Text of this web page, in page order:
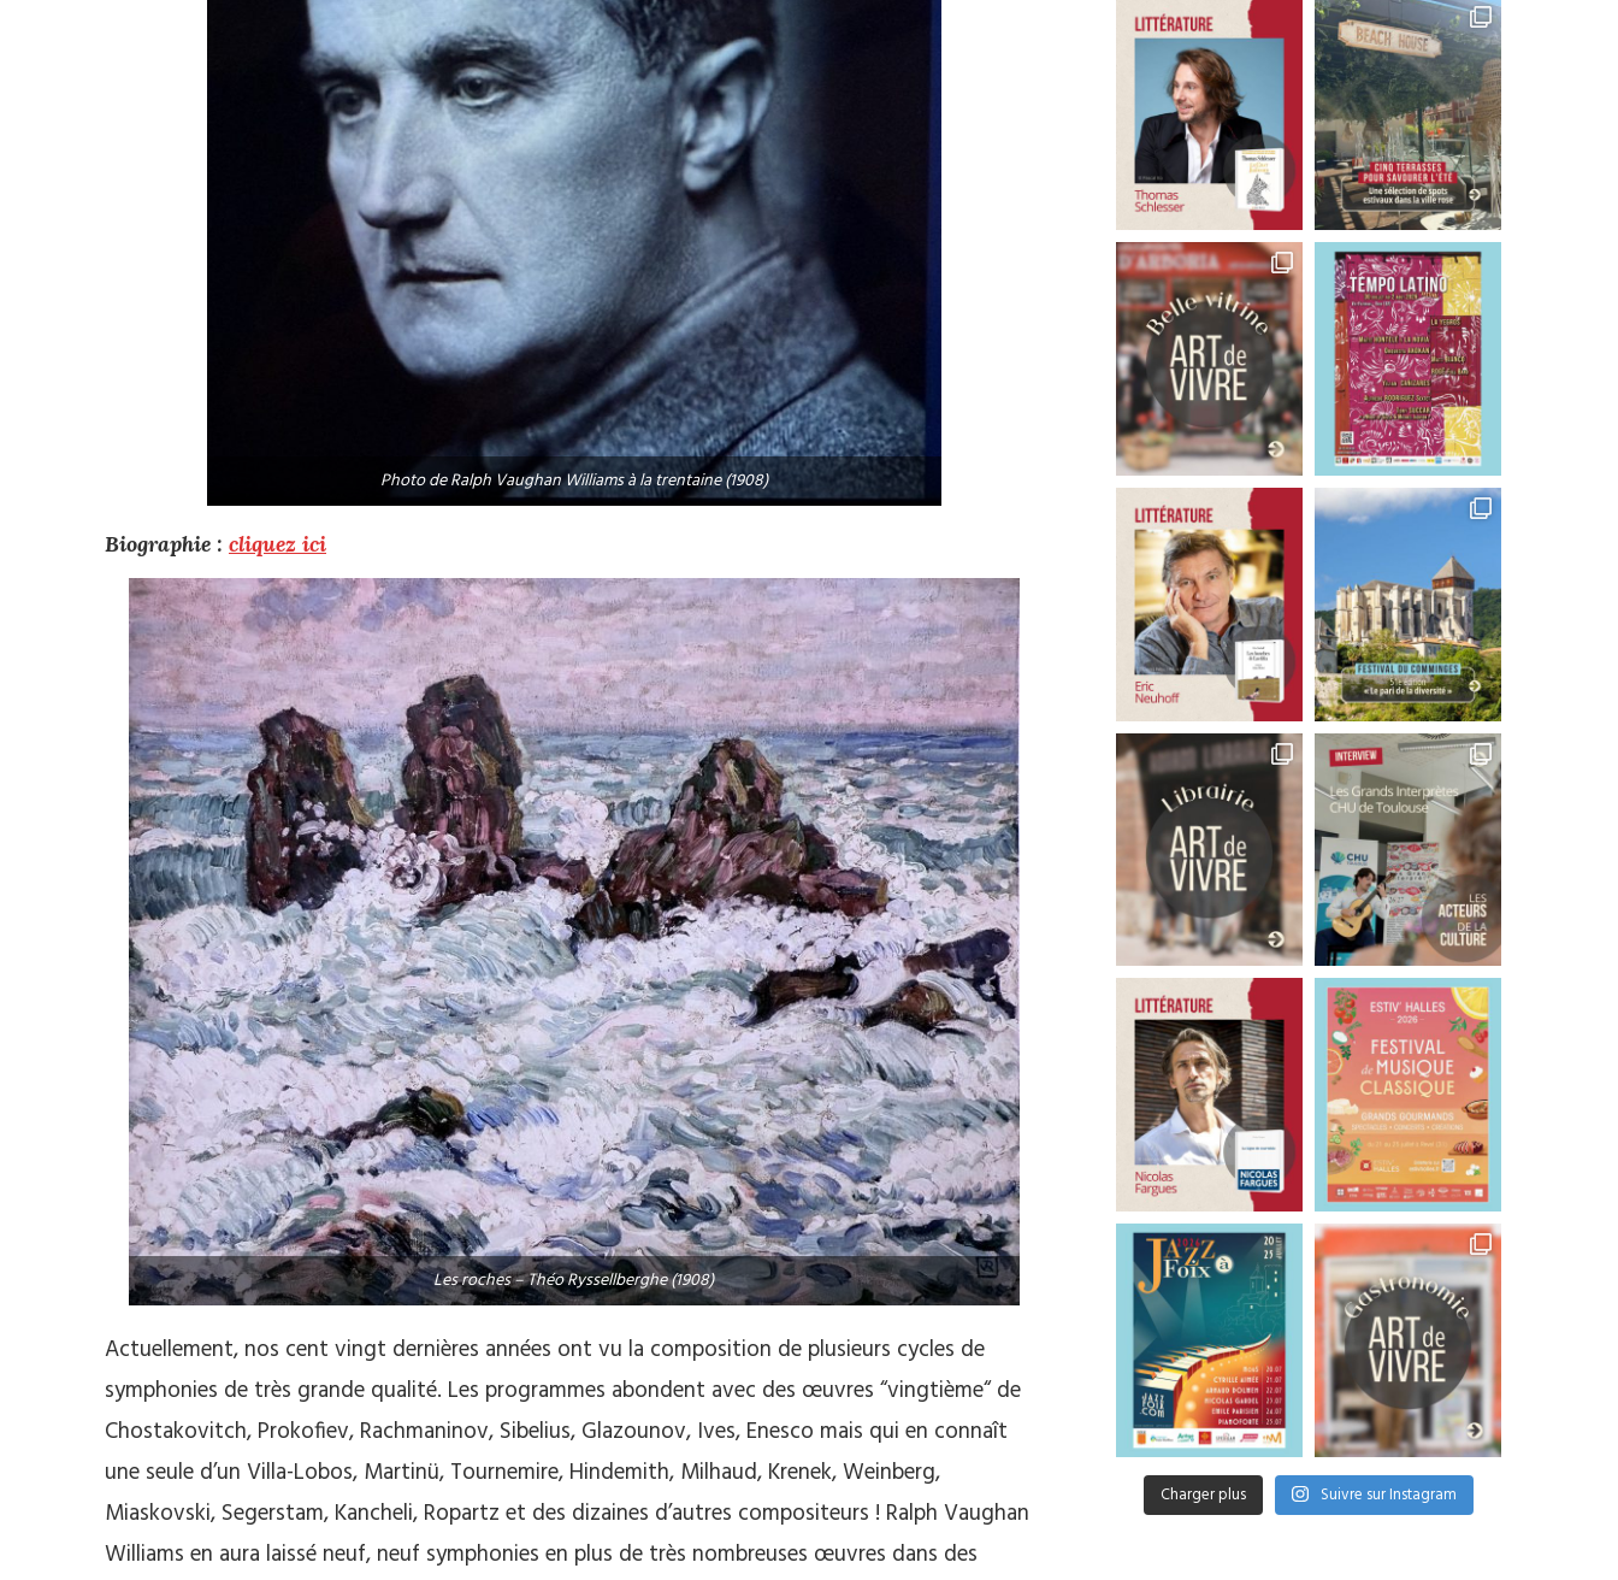
Photo de Ralph Vaughan Williams à la trentaine (1908)
Biographie : cliquez ici
Les roches – Théo Ryssellberghe (1908)
Actuellement, nos cent vingt dernières années ont vu la composition de plusieurs cycles de
symphonies de très grande qualité. Les programmes abondent avec des œuvres “vingtième“ de
Chostakovitch, Prokofiev, Rachmaninov, Sibelius, Glazounov, Ives, Enesco mais qui en connaît
une seule d’un Villa-Lobos, Martinü, Tournemire, Hindemith, Milhaud, Krenek, Weinberg,
Miaskovski, Segerstam, Kancheli, Ropartz et des dizaines d’autres compositeurs ! Ralph Vaughan
Williams en aura laissé neuf, neuf symphonies en plus de très nombreuses œuvres dans des
Charger plus Suivre sur Instagram